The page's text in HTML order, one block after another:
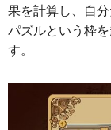
果を計算し、自
パズルという枠
す。